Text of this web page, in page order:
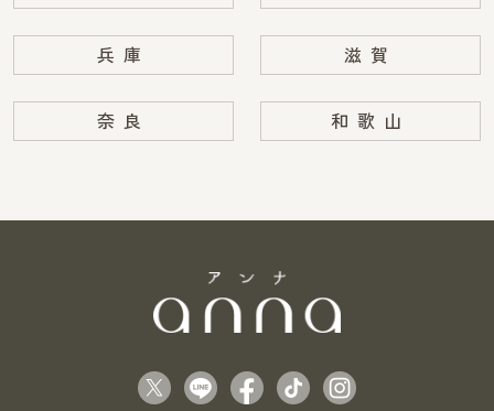
兵庫 滋賀
奈良 和歌山